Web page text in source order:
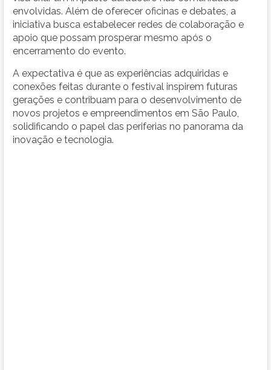
envolvidas. Além de oferecer oficinas e debates, a
iniciativa busca estabelecer redes de colaboração e
apoio que possam prosperar mesmo após o
encerramento do evento.
A expectativa é que as experiências adquiridas e
conexões feitas durante o festival inspirem futuras
gerações e contribuam para o desenvolvimento de
novos projetos e empreendimentos em São Paulo,
solidificando o papel das periferias no panorama da
inovação e tecnologia.